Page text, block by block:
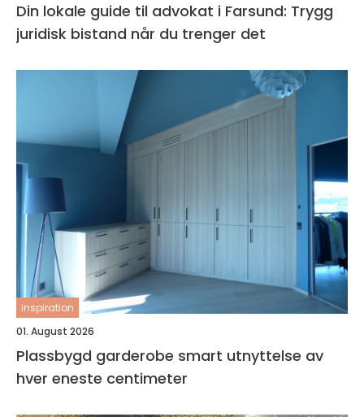
Din lokale guide til advokat i Farsund: Trygg
juridisk bistand når du trenger det
inspiration
01. August 2026
Plassbygd garderobe smart utnyttelse av
hver eneste centimeter